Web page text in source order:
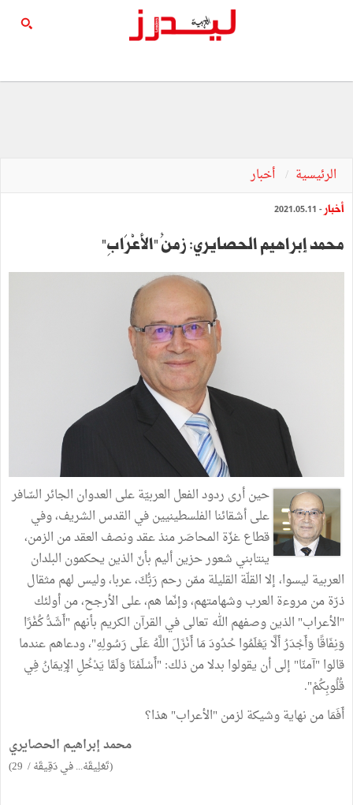
الرئيسية أخبار
أخبار - 2021.05.11
محمد إبراهيم الحصايري: زمنُ "الأعْرَابِ"
حين أرى ردود الفعل العربيّة على العدوان الجائر السّافر
على أشقائنا الفلسطينيين في القدس الشريف، وفي
قطاع غزّة المحاصَر منذ عقد ونصف العقد من الزمن،
ينتابني شعور حزين أليم بأنّ الذين يحكمون البلدان
العربية ليسوا، إلا القلّة القليلة ممّن رحم رَبُّكَ، عربا، وليس لهم مثقال
ذرّة من مروءة العرب وشهامتهم، وإنّما هم، على الأرجح، من أولئك
"الأعراب" الذين وصفهم الله تعالى في القرآن الكريم بأنهم "أَشَدُّ كُفْرًا
وَنِفَاقًا وَأَجْدَرُ أَلَّا يَعْلَمُوا حُدُودَ مَا أَنْزَلَ اللَّهُ عَلَى رَسُولِهِ"، ودعاهم عندما
قالوا "آمنّا" إلى أن يقولوا بدلا من ذلك: "أَسْلَمْنَا وَلَمَّا يَدْخُلِ الإِيمَانُ فِي
قُلُوبِكُمْ".
أَفَمَا من نهاية وشيكة لزمن "الأعراب" هذا؟
محمد إبراهيم الحصايري
(تَعْلِيقَهْ... في دَقِيقَهْ / 29)